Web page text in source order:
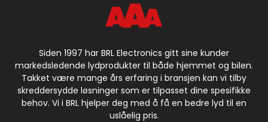
Siden 1997 har BRL Electronics gitt sine kunder
markedsledende lydprodukter til både hjemmet og bilen.
Takket være mange års erfaring i bransjen kan vi tilby
skreddersydde løsninger som er tilpasset dine spesifikke
behov. Vi i BRL hjelper deg med å få en bedre lyd til en
uslåelig pris.